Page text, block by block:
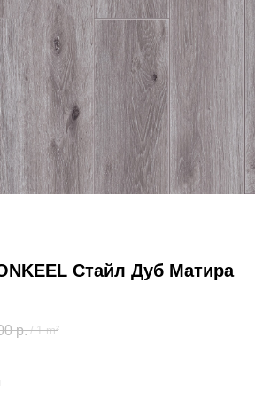
Стайл Дуб Матира
р. / 1 m²